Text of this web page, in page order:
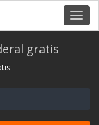
gratis